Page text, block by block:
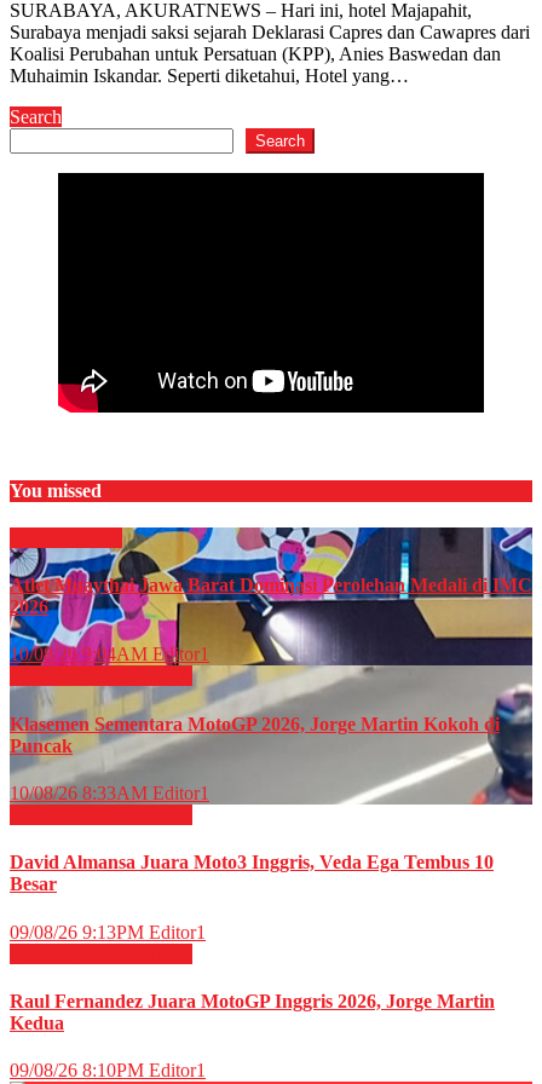
SURABAYA, AKURATNEWS – Hari ini, hotel Majapahit,
Surabaya menjadi saksi sejarah Deklarasi Capres dan Cawapres dari
Koalisi Perubahan untuk Persatuan (KPP), Anies Baswedan dan
Muhaimin Iskandar. Seperti diketahui, Hotel yang…
Search
Search
You missed
Atlet Muaythai Jawa Barat Dominasi Perolehan Medali di IMC
2026
10/08/26 9:04AM Editor1
Klasemen Sementara MotoGP 2026, Jorge Martin Kokoh di
Puncak
10/08/26 8:33AM Editor1
David Almansa Juara Moto3 Inggris, Veda Ega Tembus 10
Besar
09/08/26 9:13PM Editor1
Raul Fernandez Juara MotoGP Inggris 2026, Jorge Martin
Kedua
09/08/26 8:10PM Editor1